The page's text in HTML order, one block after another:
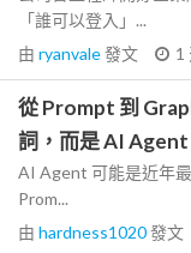
「誰可以登入」...
由 ryanvale發文 1
從 Prompt 到
詞，而是 AI
AI Agent 可能是近年
Prom...
由 hardness1020發文